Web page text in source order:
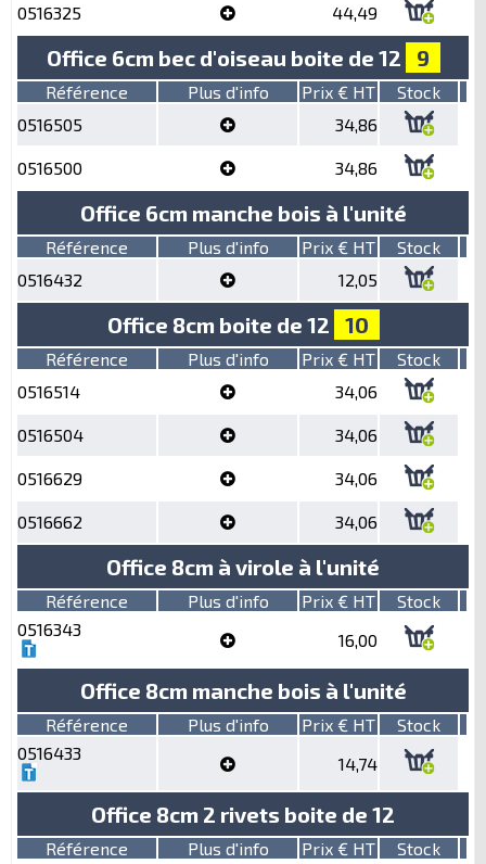
0516325
44,49
Office 6cm bec d'oiseau boite de 12 9
Référence Plus d'info Prix € HT
Stock
0516505
34,86
0516500 34,86
Office 6cm manche bois à l'unité
Référence Plus d'info Prix € HT
Stock
0516432
12,05
Office 8cm boite de 12 10
Référence Plus d'info Prix € HT
Stock
0516514
34,06
0516504 34,06
0516629 34,06
0516662 34,06
Office 8cm à virole à l'unité
Référence Plus d'info Prix € HT
Stock
0516343
16,00
Office 8cm manche bois à l'unité
Référence Plus d'info Prix € HT
Stock
0516433
14,74
Office 8cm 2 rivets boite de 12
Référence Plus d'info Prix € HT Stock